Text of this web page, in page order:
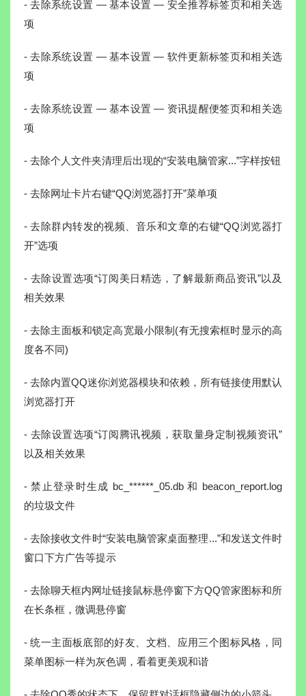
- 去除系统设置 — 基本设置 — 安全推荐标签页和相关选
项
- 去除系统设置 — 基本设置 — 软件更新标签页和相关选
项
- 去除系统设置 — 基本设置 — 资讯提醒便签页和相关选
项
- 去除个人文件夹清理后出现的“安装电脑管家...”字样按钮
- 去除网址卡片右键“QQ浏览器打开”菜单项
- 去除群内转发的视频、音乐和文章的右键“QQ浏览器打
开”选项
- 去除设置选项“订阅美日精选，了解最新商品资讯”以及
相关效果
- 去除主面板和锁定高宽最小限制(有无搜索框时显示的高
度各不同)
- 去除内置QQ迷你浏览器模块和依赖，所有链接使用默认
浏览器打开
- 去除设置选项“订阅腾讯视频，获取量身定制视频资讯”
以及相关效果
- 禁止登录时生成 bc_******_05.db 和 beacon_report.log
的垃圾文件
- 去除接收文件时“安装电脑管家桌面整理...”和发送文件时
窗口下方广告等提示
- 去除聊天框内网址链接鼠标悬停窗下方QQ管家图标和所
在长条框，微调悬停窗
- 统一主面板底部的好友、文档、应用三个图标风格，同
菜单图标一样为灰色调，看着更美观和谐